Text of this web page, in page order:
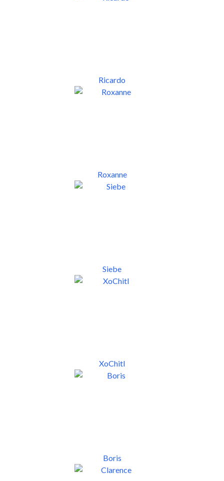
Ricardo
Roxanne
Siebe
XoChitl
Boris